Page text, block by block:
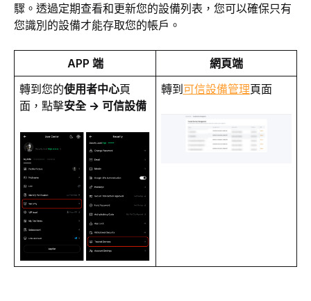
驟。透過定期查看和更新​​您的設備列表，您可以確保只有
您識別的設備才能存取您的帳戶。
APP 端
網頁端
轉到您的使用者中心頁
面，點擊安全 → 可信設備
轉到 可信設備管理頁面